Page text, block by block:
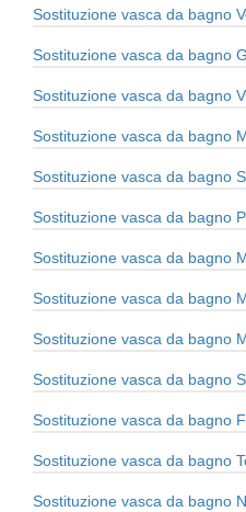
Sostituzione vasca da bagno
Sostituzione vasca da bagno
Sostituzione vasca da bagno
Sostituzione vasca da bagno
Sostituzione vasca da bagno
Sostituzione vasca da bagno
Sostituzione vasca da bagno
Sostituzione vasca da bagno
Sostituzione vasca da bagno
Sostituzione vasca da bagno
Sostituzione vasca da bagno
Sostituzione vasca da bagno
Sostituzione vasca da bagno